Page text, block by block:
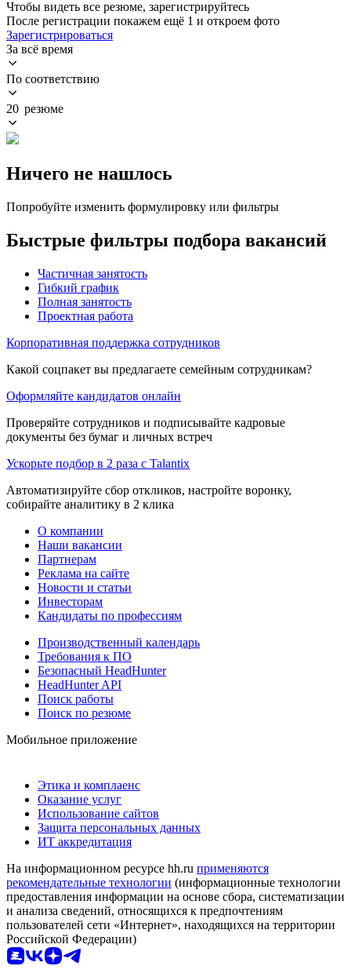
Чтобы видеть все резюме, зарегистрируйтесь
После регистрации покажем ещё 1 и откроем фото
Зарегистрироваться
За всё время
По соответствию
20 резюме
Ничего не нашлось
Попробуйте изменить формулировку или фильтры
Быстрые фильтры подбора вакансий
Частичная занятость
Гибкий график
Полная занятость
Проектная работа
Корпоративная поддержка сотрудников
Какой соцпакет вы предлагаете семейным сотрудникам?
Оформляйте кандидатов онлайн
Проверяйте сотрудников и подписывайте кадровые
документы без бумаг и личных встреч
Ускорьте подбор в 2 раза с Talantix
Автоматизируйте сбор откликов, настройте воронку,
собирайте аналитику в 2 клика
О компании
Наши вакансии
Партнерам
Реклама на сайте
Новости и статьи
Инвесторам
Кандидаты по профессиям
Производственный календарь
Требования к ПО
Безопасный HeadHunter
HeadHunter API
Поиск работы
Поиск по резюме
Мобильное приложение
Этика и комплаенс
Оказание услуг
Использование сайтов
Защита персональных данных
ИТ аккредитация
На информационном ресурсе hh.ru применяются
рекомендательные технологии (информационные технологии
предоставления информации на основе сбора, систематизации
и анализа сведений, относящихся к предпочтениям
пользователей сети «Интернет», находящихся на территории
Российской Федерации)